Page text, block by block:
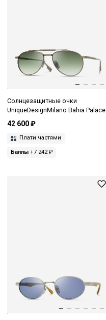
Солнцезащитные очки
UniqueDesignMilano Bahia Palace
42 600 ₽
Плати частями
Баллы +7 242 ₽